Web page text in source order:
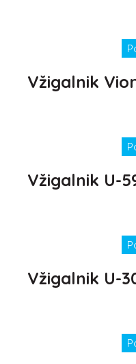
Vžigalnik
Vžigalnik U-
Vžigalnik U-